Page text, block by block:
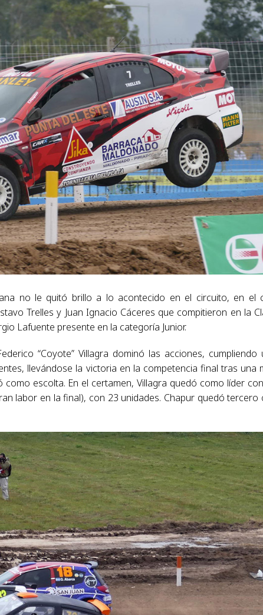
no le quitó brillo a lo acontecido en el circuito, en el
Trelles y Juan Ignacio Cáceres que compitieron en la
Lafuente presente en la categoría Junior.
“Coyote” Villagra dominó las acciones, cumpliendo
llevándose la victoria en la competencia final tras una
escolta. En el certamen, Villagra quedó como líder
labor en la final), con 23 unidades. Chapur quedó tercero